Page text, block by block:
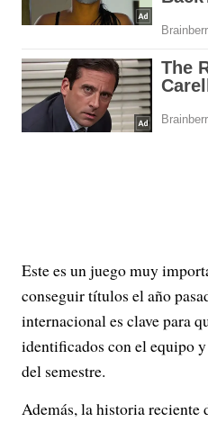
Este es un juego muy
conseguir títulos el año
internacional es clave para
identificados con el equipo
del semestre.
Además, la historia reciente